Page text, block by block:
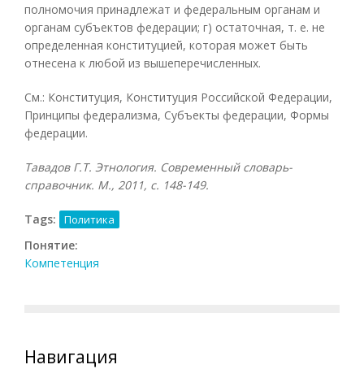
полномочия принадлежат и федеральным органам и
органам субъектов федерации; г) остаточная, т. е. не
определенная конституцией, которая может быть
отнесена к любой из вышеперечисленных.
См.: Конституция, Конституция Российской Федерации,
Принципы федерализма, Субъекты федерации, Формы
федерации.
Тавадов Г.Т. Этнология. Современный словарь-
справочник. М., 2011, с. 148-149.
Tags: Политика
Понятие:
Компетенция
Навигация